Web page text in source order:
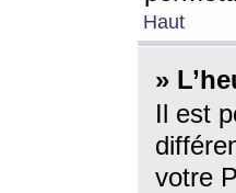
Haut
»
Il est
votre